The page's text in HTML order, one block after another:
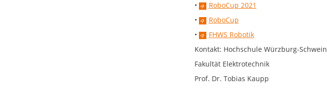
•
RoboCup 2021
•
RoboCup
•
FHWS Robotik
Kontakt: Hochschule Würzburg-
Fakultät Elektrotechnik
Prof. Dr. Tobias Kaupp